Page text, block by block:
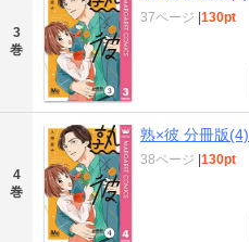
3
巻
37ページ 130pt
4
巻
熟×彼 分冊版(4)
38ページ 130pt